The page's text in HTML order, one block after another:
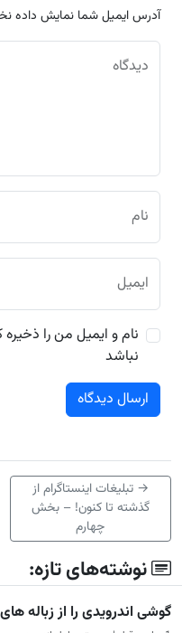
آدرس ایمیل شما نمایش داده
دیدگاه
نام
ایمیل
نام و ایمیل من را ذخیره
نباشد
→ تبلیغات اینستاگرام از
گذشته تا کنون! – بخش
چهارم
نوشته‌های تازه:
گوشی اندرویدی را از زباله